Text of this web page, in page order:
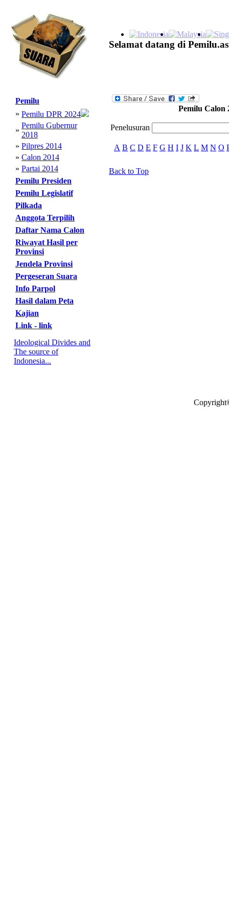
Selamat datang di
Pemilu
» Pemilu DPR 2024
»
Pemilu Gubernur
2018
» Pilpres 2014
» Calon 2014
» Partai 2014
Pemilu Presiden
Pemilu Legislatif
Pilkada
Anggota Terpilih
Daftar Nama Calon
Riwayat Hasil per
Provinsi
Jendela Provinsi
Pergeseran Suara
Info Parpol
Hasil dalam Peta
Kajian
Link - link
Ideological Divides and
The source of
Indonesia...
Pemilu Calon
Penelusuran
A B C D E F G H I J K L M N O
Back to Top